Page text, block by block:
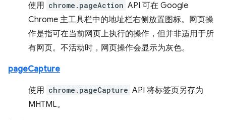
使用 chrome.pageAction API 可在 Google
Chrome 主工具栏中的地址栏右侧放置图标。网页操
作是指可在当前网页上执行的操作，但并非适用于所
有网页。不活动时，网页操作会显示为灰色。
pageCapture
使用 chrome.pageCapture API 将标签页另存为
MHTML。